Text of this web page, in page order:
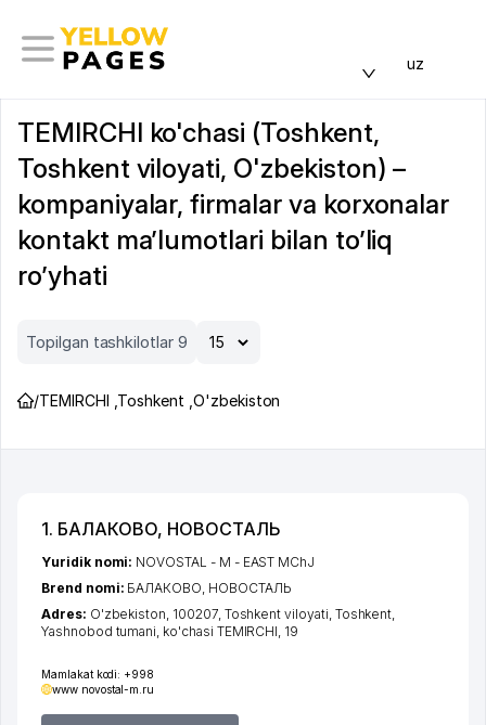
uz
TEMIRCHI ko'chasi (Toshkent,
Toshkent viloyati, O'zbekiston) –
kompaniyalar, firmalar va korxonalar
kontakt ma’lumotlari bilan to’liq
ro’yhati
Topilgan tashkilotlar 9
/TEMIRCHI Toshkent O'zbekiston
1. БАЛАКОВО, НОВОСТАЛЬ
Mamlakat kodi: +998
www novostal-m.ru
Yuridik nomi: NOVOSTAL - M - EAST MChJ
Brend nomi: БАЛАКОВО, НОВОСТАЛЬ
Adres: O'zbekiston, 100207, Toshkent viloyati, Toshkent,
Yashnobod tumani, ko'chasi TEMIRCHI, 19